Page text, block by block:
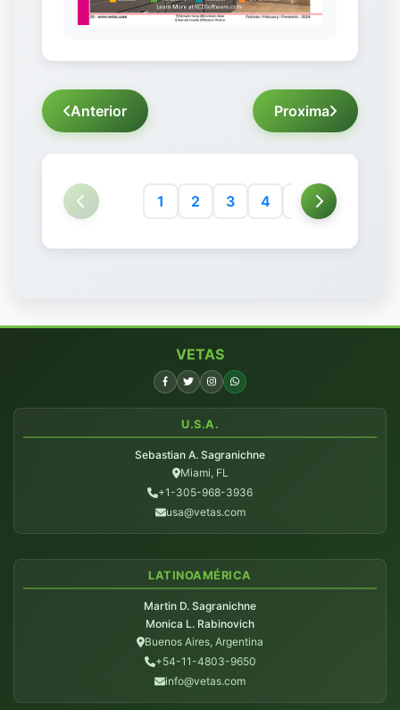
Anterior Proxima
1 2 3 4 5 6
VETAS
U.S.A.
Sebastian A. Sagranichne
Miami, FL
+1-305-968-3936
usa@vetas.com
LATINOAMÉRICA
Martin D. Sagranichne
Monica L. Rabinovich
Buenos Aires, Argentina
+54-11-4803-9650
info@vetas.com